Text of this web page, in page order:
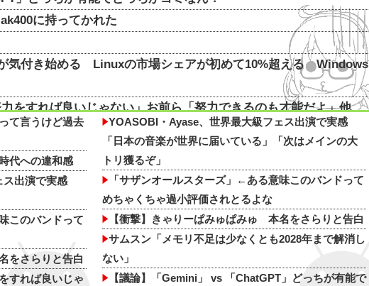
に持ってかれた
気付き始める Linuxの市場シェアが初めて10%超える Windows
をすれば良いじゃない」お前ら「努力できるのも才能だよ」他
る？他
の倍なんだけど今だと買い増してしまいそうで怖い他
る‼
メン欲」の原因は？ 脳の錯覚と真実
て言うけど過去
代への違和感
出演で実感
このバンドって
をさらりと告白
すれば良いじゃ
YOASOBI・Ayase、世界最大級フェス出演で実感
「日本の音楽が世界に届いている」「次はメインの大
トリ獲るぞ」
「サザンオールスターズ」←ある意味このバンドって
めちゃくちゃ過小評価されとるよな
【衝撃】きゃりーぱみゅぱみゅ 本名をさらりと告白
サムスン「メモリ不足は少なくとも2028年まで解消し
ない」
【議論】「Gemini」 vs 「ChatGPT」どっちが有能で